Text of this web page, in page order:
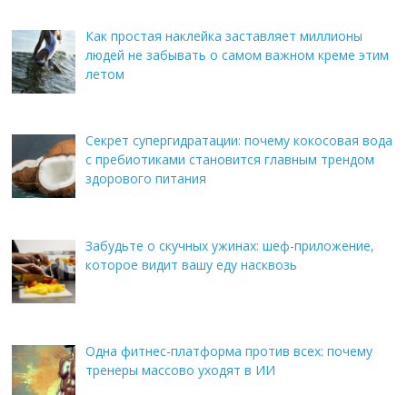
Как простая наклейка заставляет миллионы
людей не забывать о самом важном креме этим
летом
Секрет супергидратации: почему кокосовая вода
с пребиотиками становится главным трендом
здорового питания
Забудьте о скучных ужинах: шеф-приложение,
которое видит вашу еду насквозь
Одна фитнес-платформа против всех: почему
тренеры массово уходят в ИИ